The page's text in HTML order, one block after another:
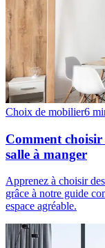
Choix de mobilier6
Comment
salle à manger
Apprenez à choisir
grâce à notre guide
espace agréable.